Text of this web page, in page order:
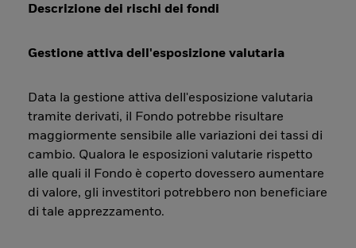
Descrizione dei rischi dei fondi
Gestione attiva dell'esposizione valutaria
Data la gestione attiva dell'esposizione valutaria
tramite derivati, il Fondo potrebbe risultare
maggiormente sensibile alle variazioni dei tassi di
cambio. Qualora le esposizioni valutarie rispetto
alle quali il Fondo è coperto dovessero aumentare
di valore, gli investitori potrebbero non beneficiare
di tale apprezzamento.